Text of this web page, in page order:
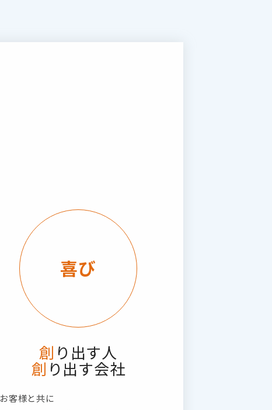
喜び
創り出す人
創り出す会社
お客様と共に